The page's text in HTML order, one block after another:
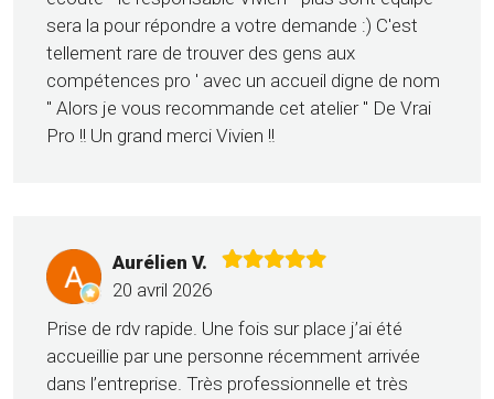
sera la pour répondre a votre demande :) C'est
tellement rare de trouver des gens aux
compétences pro ' avec un accueil digne de nom
'' Alors je vous recommande cet atelier '' De Vrai
Pro !! Un grand merci Vivien !!
Aurélien V.
20 avril 2026
Prise de rdv rapide. Une fois sur place j’ai été
accueillie par une personne récemment arrivée
dans l’entreprise. Très professionnelle et très